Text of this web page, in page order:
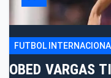
FUTBOL
OBED VARGAS